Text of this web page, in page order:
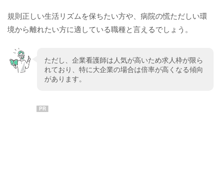
規則正しい生活リズムを保ちたい方や、病院の慌ただしい環
境から離れたい方に適している職種と言えるでしょう。
ただし、企業看護師は人気が高いため求人枠が限ら
れており、特に大企業の場合は倍率が高くなる傾向
があります。
PR